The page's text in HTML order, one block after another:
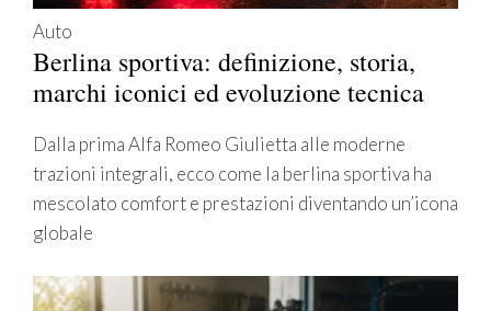
Auto
Berlina sportiva: definizione, storia,
marchi iconici ed evoluzione tecnica
Dalla prima Alfa Romeo Giulietta alle moderne
trazioni integrali, ecco come la berlina sportiva ha
mescolato comfort e prestazioni diventando un’icona
globale